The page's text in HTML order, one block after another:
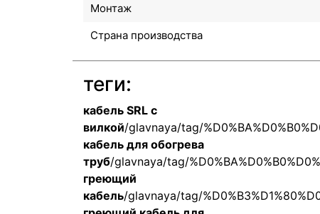
Монтаж
Страна производства
теги:
кабель SRL с
вилкой/glavnaya/tag/
кабель для обогрева
труб/glavnaya/tag/
греющий
кабель/glavnaya/tag/